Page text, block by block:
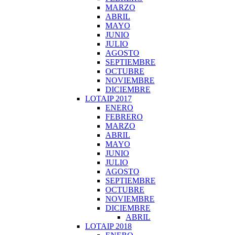
MARZO
ABRIL
MAYO
JUNIO
JULIO
AGOSTO
SEPTIEMBRE
OCTUBRE
NOVIEMBRE
DICIEMBRE
LOTAIP 2017
ENERO
FEBRERO
MARZO
ABRIL
MAYO
JUNIO
JULIO
AGOSTO
SEPTIEMBRE
OCTUBRE
NOVIEMBRE
DICIEMBRE
ABRIL
LOTAIP 2018